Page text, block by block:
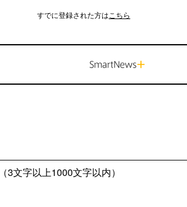
すでに登録された方は こちら